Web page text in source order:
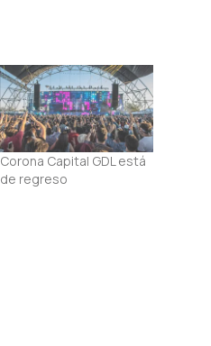
Corona Capital GDL está
de regreso